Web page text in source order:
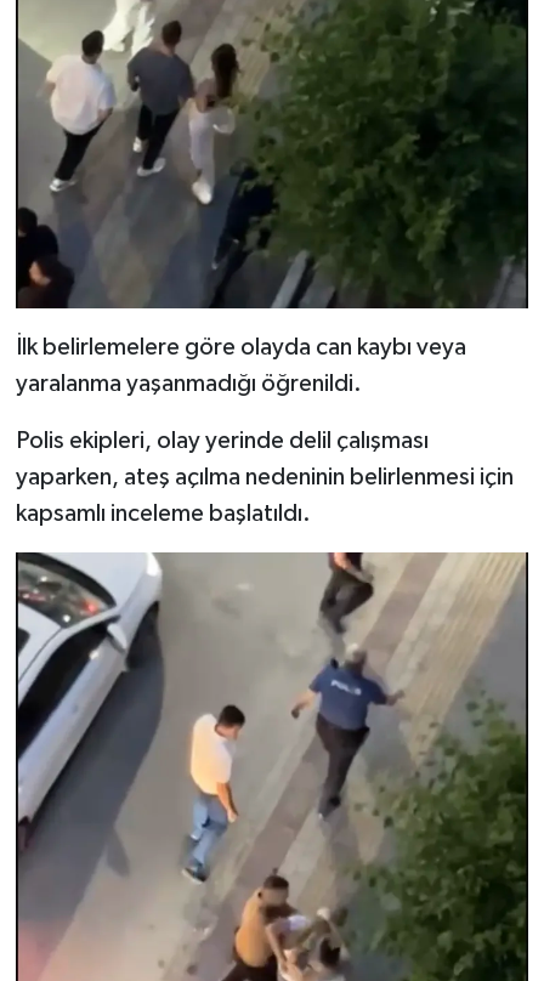
İlk belirlemelere göre olayda can kaybı veya
yaralanma yaşanmadığı öğrenildi.
Polis ekipleri, olay yerinde delil çalışması
yaparken, ateş açılma nedeninin belirlenmesi için
kapsamlı inceleme başlatıldı.